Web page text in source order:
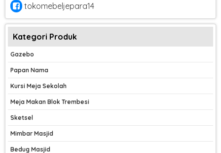
tokomebeljepara14
Kategori Produk
Gazebo
Papan Nama
Kursi Meja Sekolah
Meja Makan Blok Trembesi
Sketsel
Mimbar Masjid
Bedug Masjid